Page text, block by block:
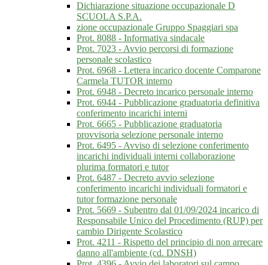
Dichiarazione situazione occupazionale D
SCUOLA S.P.A.
zione occupazionale Gruppo Spaggiari spa
Prot. 8088 - Informativa sindacale
Prot. 7023 - Avvio percorsi di formazione
personale scolastico
Prot. 6968 - Lettera incarico docente Comparone
Carmela TUTOR interno
Prot. 6948 - Decreto incarico personale interno
Prot. 6944 - Pubblicazione graduatoria definitiva
conferimento incarichi interni
Prot. 6665 - Pubblicazione graduatoria
provvisoria selezione personale interno
Prot. 6495 - Avviso di selezione conferimento
incarichi individuali interni collaborazione
plurima formatori e tutor
Prot. 6487 - Decreto avvio selezione
conferimento incarichi individuali formatori e
tutor formazione personale
Prot. 5669 - Subentro dal 01/09/2024 incarico di
Responsabile Unico del Procedimento (RUP) per
cambio Dirigente Scolastico
Prot. 4211 - Rispetto del principio di non arrecare
danno all'ambiente (cd. DNSH)